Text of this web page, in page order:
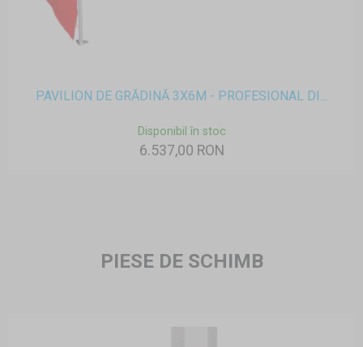
PAVILION DE GRĂDINĂ 3X6M - PROFESIONAL DI...
Disponibil în stoc
6.537,00 RON
PIESE DE SCHIMB